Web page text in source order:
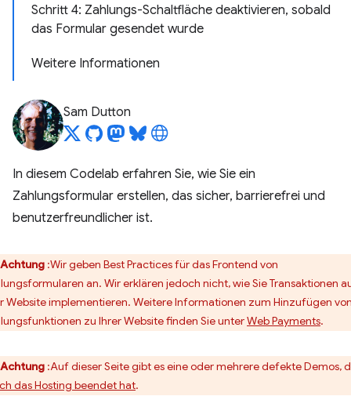
Schritt 4: Zahlungs-Schaltfläche deaktivieren, sobald
das Formular gesendet wurde
Weitere Informationen
Sam Dutton
In diesem Codelab erfahren Sie, wie Sie ein
Zahlungsformular erstellen, das sicher, barrierefrei und
benutzerfreundlicher ist.
Achtung :Wir geben Best Practices für das Frontend von
an. Wir erklären jedoch nicht, wie Sie Transaktionen
Website implementieren. Weitere Informationen zum Hinzufügen
zu Ihrer Website finden Sie unterWeb Payments.
Achtung :Auf dieser Seite gibt es eine oder mehrere defekte Demos,
das Hosting beendet hat.